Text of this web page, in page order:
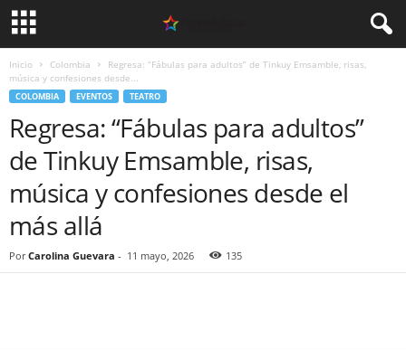
Inicio Colombia
Regresa: “Fábulas para adultos” de Tinkuy Emsamble, risas,
música y confesiones desde...
COLOMBIA EVENTOS TEATRO
Regresa: “Fábulas para adultos”
de Tinkuy Emsamble, risas,
música y confesiones desde el
más allá
Por Carolina Guevara - 11 mayo, 2026 135